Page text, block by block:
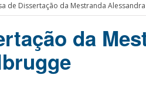
de Dissertação da Mestranda
da